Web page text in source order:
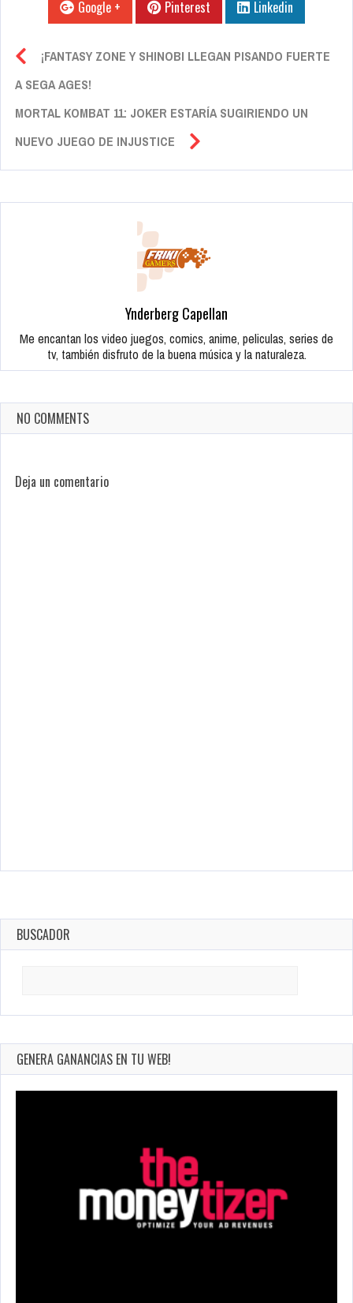
Google +
Pinterest Linkedin
¡FANTASY ZONE Y SHINOBI LLEGAN PISANDO FUERTE
A SEGA AGES!
MORTAL KOMBAT 11: JOKER ESTARÍA SUGIRIENDO UN
NUEVO JUEGO DE INJUSTICE
Ynderberg Capellan
Me encantan los video juegos, comics, anime, peliculas, series de
tv, también disfruto de la buena música y la naturaleza.
NO COMMENTS
Deja un comentario
BUSCADOR
GENERA GANANCIAS EN TU WEB!